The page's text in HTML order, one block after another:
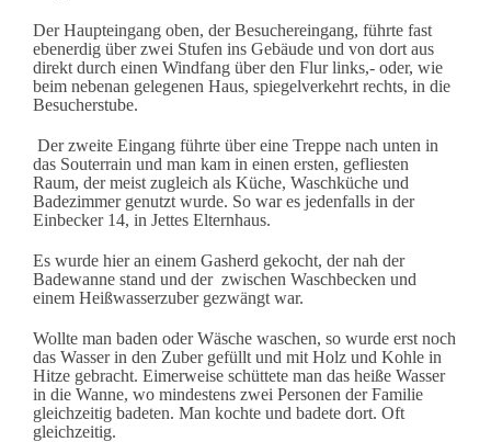
Der Haupteingang oben, der Besuchereingang, führte fast
ebenerdig über zwei Stufen ins Gebäude und von dort aus
direkt durch einen Windfang über den Flur links,- oder, wie
beim nebenan gelegenen Haus, spiegelverkehrt rechts, in die
Besucherstube.
Der zweite Eingang führte über eine Treppe nach unten in
das Souterrain und man kam in einen ersten, gefliesten
Raum, der meist zugleich als Küche, Waschküche und
Badezimmer genutzt wurde. So war es jedenfalls in der
Einbecker 14, in Jettes Elternhaus.
Es wurde hier an einem Gasherd gekocht, der nah der
Badewanne stand und der zwischen Waschbecken und
einem Heißwasserzuber gezwängt war.
Wollte man baden oder Wäsche waschen, so wurde erst noch
das Wasser in den Zuber gefüllt und mit Holz und Kohle in
Hitze gebracht. Eimerweise schüttete man das heiße Wasser
in die Wanne, wo mindestens zwei Personen der Familie
gleichzeitig badeten. Man kochte und badete dort. Oft
gleichzeitig.